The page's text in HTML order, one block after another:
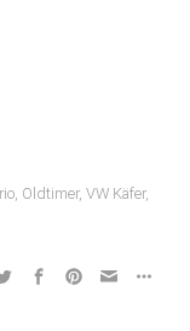
Oldtimer,VW Käfer,